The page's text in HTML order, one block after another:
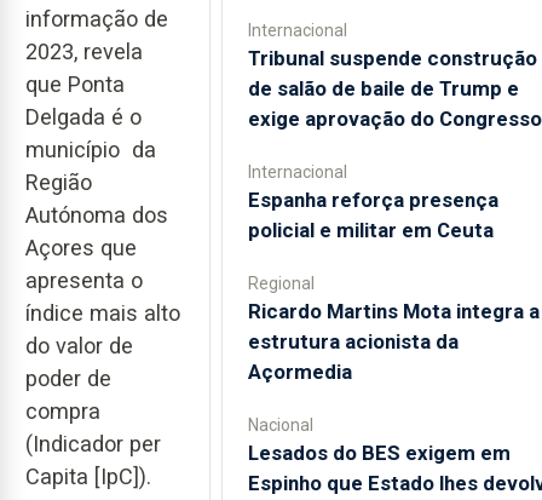
informação de
2023, revela
que Ponta
Delgada é o
município da
Região
Autónoma dos
Açores que
apresenta o
índice mais alto
do valor de
poder de
compra
(Indicador per
Capita [IpC]).
Internacional
Tribunal suspende construção
de salão de baile de Trump e
exige aprovação do Congresso
Internacional
Espanha reforça presença
policial e militar em Ceuta
Regional
Ricardo Martins Mota integra a
estrutura acionista da
Açormedia
Nacional
Lesados do BES exigem em
Espinho que Estado lhes